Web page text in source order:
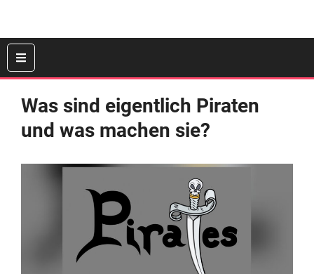
Was sind eigentlich Piraten
und was machen sie?